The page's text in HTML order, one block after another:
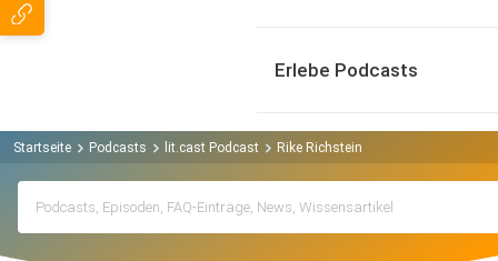
Erlebe Podcasts
Startseite Podcasts lit.cast Podcast Rike Richstein